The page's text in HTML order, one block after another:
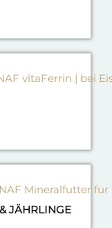
JÄHRLINGE